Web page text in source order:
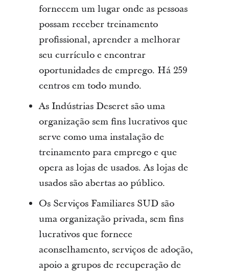
fornecem um lugar onde as pessoas
possam receber treinamento
profissional, aprender a melhorar
seu currículo e encontrar
oportunidades de emprego. Há 259
centros em todo mundo.
As Indústrias Deseret são uma
organização sem fins lucrativos que
serve como uma instalação de
treinamento para emprego e que
opera as lojas de usados. As lojas de
usados são abertas ao público.
Os Serviços Familiares SUD são
uma organização privada, sem fins
lucrativos que fornece
aconselhamento, serviços de adoção,
apoio a grupos de recuperação de